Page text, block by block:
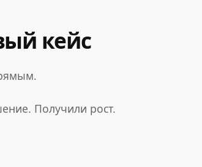
кейс
Получили рост.